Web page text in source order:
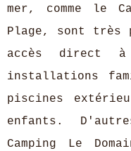
mer, comme le
Plage, sont très
accès direct
installations
piscines
enfants.
Camping Le